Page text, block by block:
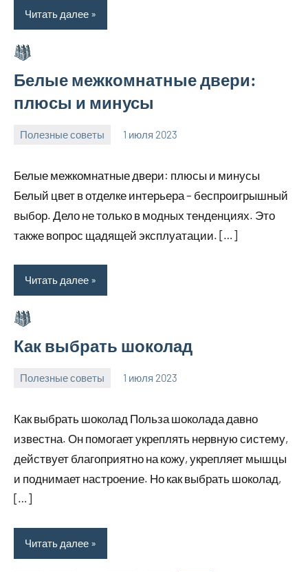
Читать далее
Белые межкомнатные двери:
плюсы и минусы
Полезные советы 1 июля 2023
Белые межкомнатные двери: плюсы и минусы
Белый цвет в отделке интерьера – беспроигрышный
выбор. Дело не только в модных тенденциях. Это
также вопрос щадящей эксплуатации. […]
Читать далее
Как выбрать шоколад
Полезные советы 1 июля 2023
Как выбрать шоколад Польза шоколада давно
известна. Он помогает укреплять нервную систему,
действует благоприятно на кожу, укрепляет мышцы
и поднимает настроение. Но как выбрать шоколад,
[…]
Читать далее